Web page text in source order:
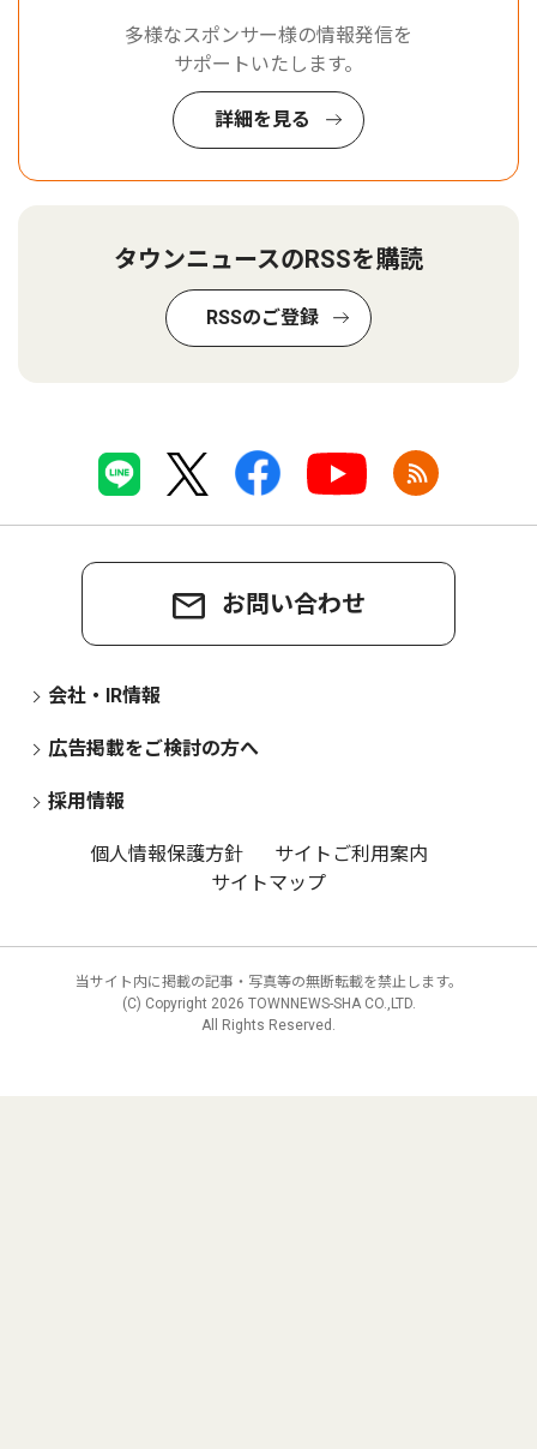
多様なスポンサー様の情報発信を
サポートいたします。
詳細を見る
タウンニュースのRSSを購読
RSSのご登録
お問い合わせ
会社・IR情報
広告掲載をご検討の方へ
採用情報
個人情報保護方針
サイトご利用案内
サイトマップ
当サイト内に掲載の記事・写真等の無断転載を禁止します。
(C) Copyright 2026 TOWNNEWS-SHA CO.,LTD.
All Rights Reserved.